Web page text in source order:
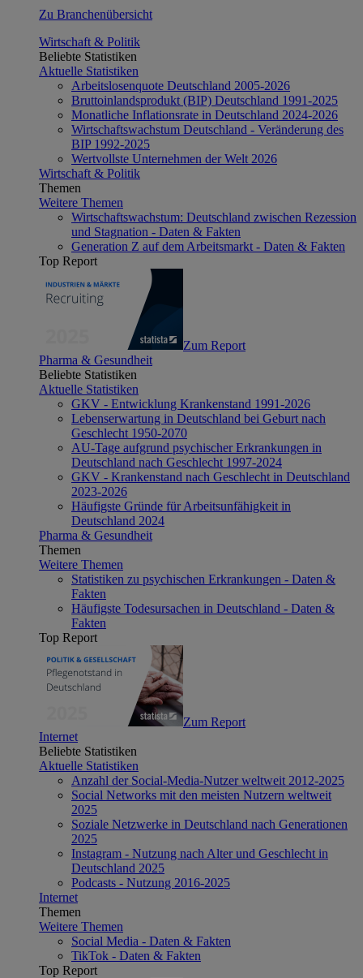
Zu Branchenübersicht
Wirtschaft & Politik
Beliebte Statistiken
Aktuelle Statistiken
Arbeitslosenquote Deutschland 2005-2026
Bruttoinlandsprodukt (BIP) Deutschland 1991-2025
Monatliche Inflationsrate in Deutschland 2024-2026
Wirtschaftswachstum Deutschland - Veränderung des
BIP 1992-2025
Wertvollste Unternehmen der Welt 2026
Wirtschaft & Politik
Themen
Weitere Themen
Wirtschaftswachstum: Deutschland zwischen Rezession
und Stagnation - Daten & Fakten
Generation Z auf dem Arbeitsmarkt - Daten & Fakten
Top Report
Zum Report
Pharma & Gesundheit
Beliebte Statistiken
Aktuelle Statistiken
GKV - Entwicklung Krankenstand 1991-2026
Lebenserwartung in Deutschland bei Geburt nach
Geschlecht 1950-2070
AU-Tage aufgrund psychischer Erkrankungen in
Deutschland nach Geschlecht 1997-2024
GKV - Krankenstand nach Geschlecht in Deutschland
2023-2026
Häufigste Gründe für Arbeitsunfähigkeit in
Deutschland 2024
Pharma & Gesundheit
Themen
Weitere Themen
Statistiken zu psychischen Erkrankungen - Daten &
Fakten
Häufigste Todesursachen in Deutschland - Daten &
Fakten
Top Report
Zum Report
Internet
Beliebte Statistiken
Aktuelle Statistiken
Anzahl der Social-Media-Nutzer weltweit 2012-2025
Social Networks mit den meisten Nutzern weltweit
2025
Soziale Netzwerke in Deutschland nach Generationen
2025
Instagram - Nutzung nach Alter und Geschlecht in
Deutschland 2025
Podcasts - Nutzung 2016-2025
Internet
Themen
Weitere Themen
Social Media - Daten & Fakten
TikTok - Daten & Fakten
Top Report